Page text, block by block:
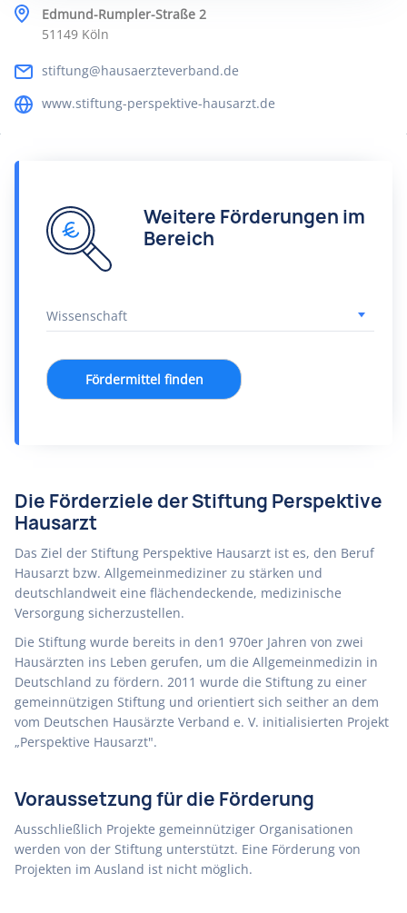
Edmund-Rumpler-Straße 2
51149 Köln
stiftung@hausaerzteverband.de
www.stiftung-perspektive-hausarzt.de
Weitere Förderungen im
Bereich
Fördermittel finden
Die Förderziele der Stiftung Perspektive
Hausarzt
Das Ziel der Stiftung Perspektive Hausarzt ist es, den Beruf
Hausarzt bzw. Allgemeinmediziner zu stärken und
deutschlandweit eine flächendeckende, medizinische
Versorgung sicherzustellen.
Die Stiftung wurde bereits in den1 970er Jahren von zwei
Hausärzten ins Leben gerufen, um die Allgemeinmedizin in
Deutschland zu fördern. 2011 wurde die Stiftung zu einer
gemeinnützigen Stiftung und orientiert sich seither an dem
vom Deutschen Hausärzte Verband e. V. initialisierten Projekt
„Perspektive Hausarzt".
Voraussetzung für die Förderung
Ausschließlich Projekte gemeinnütziger Organisationen
werden von der Stiftung unterstützt. Eine Förderung von
Projekten im Ausland ist nicht möglich.